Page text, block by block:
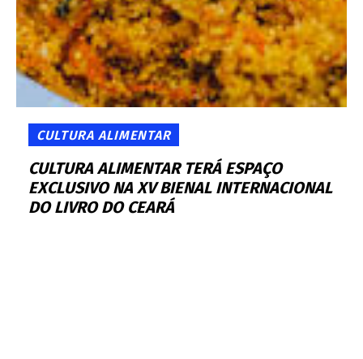
CULTURA ALIMENTAR
CULTURA ALIMENTAR TERÁ ESPAÇO
EXCLUSIVO NA XV BIENAL INTERNACIONAL
DO LIVRO DO CEARÁ